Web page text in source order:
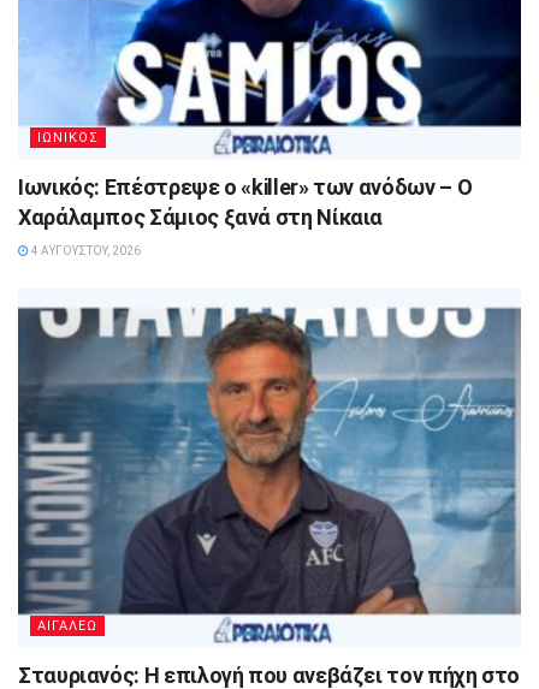
ΙΩΝΙΚΟΣ
Ιωνικός: Επέστρεψε ο «killer» των ανόδων – Ο
Χαράλαμπος Σάμιος ξανά στη Νίκαια
4 ΑΥΓΟΎΣΤΟΥ, 2026
ΑΙΓΑΛΕΩ
Σταυριανός: Η επιλογή που ανεβάζει τον πήχη στο